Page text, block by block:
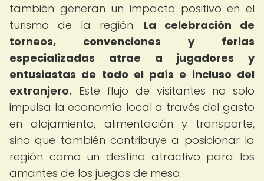
también generan un impacto positivo en el
turismo de la región. La celebración de
torneos, convenciones y ferias
especializadas atrae a jugadores y
entusiastas de todo el país e incluso del
extranjero. Este flujo de visitantes no solo
impulsa la economía local a través del gasto
en alojamiento, alimentación y transporte,
sino que también contribuye a posicionar la
región como un destino atractivo para los
amantes de los juegos de mesa.